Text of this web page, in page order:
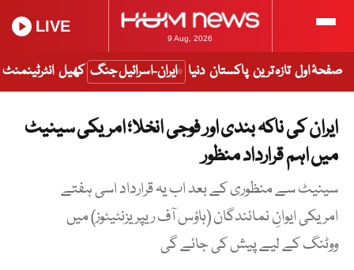
9 Aug, 2026
LIVE
صفحۂ اول تازہ ترین پاکستان دنیا ایران-اسرائیل جنگ کھیل انٹرٹینمنٹ
ایران کی ناکہ بندی اور فوجی انخلا؛ امریکی سینیٹ
میں اہم قرارداد منظور
سینیٹ سے منظوری کے بعد اب یہ قرارداد اسی ہفتے
امریکی ایوانِ نمائندگان (ہاؤس آف ریپریزنٹیٹوز) میں
ووٹنگ کے لیے پیش کی جائے گی